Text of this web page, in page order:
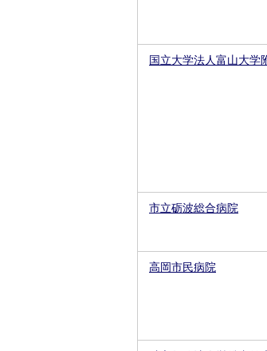
国立大学法人富山大学
市立砺波総合病院
高岡市民病院